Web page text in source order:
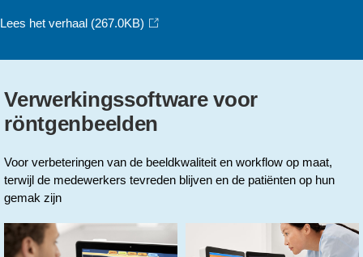
Lees het verhaal (267.0KB)
Verwerkingssoftware voor
röntgenbeelden
Voor verbeteringen van de beeldkwaliteit en workflow op maat,
terwijl de medewerkers tevreden blijven en de patiënten op hun
gemak zijn